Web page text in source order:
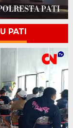
PATI